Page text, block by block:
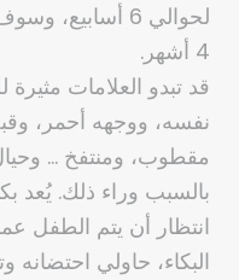
4 أشهر.
قد تبدو العلامات
نفسه، ووجهه أحمر،
مقطوب، ومنتفخ …
بالسبب وراء ذلك. يُعد
البكاء، حاولي احتضانه